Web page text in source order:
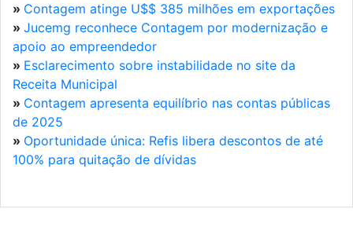
» Contagem atinge U$$ 385 milhões em exportações
» Jucemg reconhece Contagem por modernização e
apoio ao empreendedor
» Esclarecimento sobre instabilidade no site da
Receita Municipal
» Contagem apresenta equilíbrio nas contas públicas
de 2025
» Oportunidade única: Refis libera descontos de até
100% para quitação de dívidas